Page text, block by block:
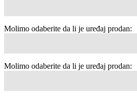
Molimo odaberite da li je uređaj prodan:
Molimo odaberite da li je uređaj prodan: